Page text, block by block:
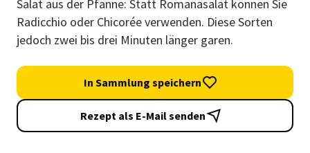
Salat aus der Pfanne: Statt Romanasalat können Sie
Radicchio oder Chicorée verwenden. Diese Sorten
jedoch zwei bis drei Minuten länger garen.
In Sammlung speichern
Rezept als E-Mail senden